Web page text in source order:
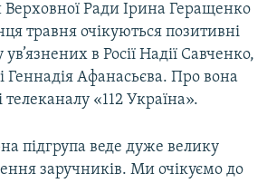
Верховної Ради Ірина Геращенко
травня очікуються позитивні
в Росії Надії Савченко,
Афанасьєва. Про вона
телеканалу «112 Україна».
підгрупа веде дуже велику
заручників. Ми очікуємо до